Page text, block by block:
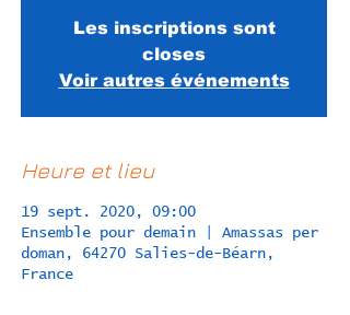
Les inscriptions sont
closes
Voir autres événements
Heure et lieu
19 sept. 2020, 09:00
Ensemble pour demain | Amassas per
doman, 64270 Salies-de-Béarn,
France